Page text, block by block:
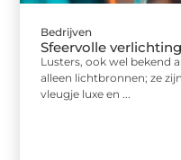
Bedrijven
Sfeervolle
Lusters, ook wel bekend
alleen lichtbronnen; ze
vleugje luxe en ...